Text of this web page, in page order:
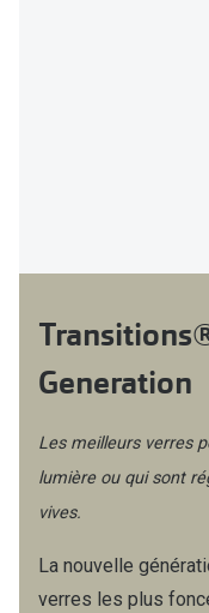
Generation
Les meilleurs verres
lumière ou qui sont
vives.​
La nouvelle
verres les plus